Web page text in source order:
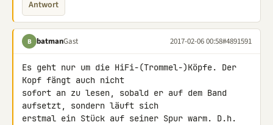
Antwort
B batmanGast 2017-02-06 00:58#4891591
Es geht nur um die HiFi-(Trommel-)Köpfe. Der
Kopf fängt auch nicht
sofort an zu lesen, sobald er auf dem Band
aufsetzt, sondern läuft sich
erstmal ein Stück auf seiner Spur warm. D.h.